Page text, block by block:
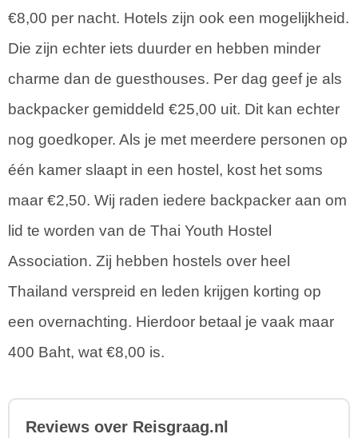
€8,00 per nacht. Hotels zijn ook een mogelijkheid.
Die zijn echter iets duurder en hebben minder
charme dan de guesthouses. Per dag geef je als
backpacker gemiddeld €25,00 uit. Dit kan echter
nog goedkoper. Als je met meerdere personen op
één kamer slaapt in een hostel, kost het soms
maar €2,50. Wij raden iedere backpacker aan om
lid te worden van de Thai Youth Hostel
Association. Zij hebben hostels over heel
Thailand verspreid en leden krijgen korting op
een overnachting. Hierdoor betaal je vaak maar
400 Baht, wat €8,00 is.
Reviews over Reisgraag.nl